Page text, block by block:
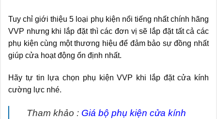
Tuy chỉ giới thiệu 5 loại phụ kiện nổi tiếng nhất chính hãng
VVP nhưng khi lắp đặt thì các đơn vị sẽ lắp đặt tất cả các
phụ kiện cùng một thương hiệu để đảm bảo sự đồng nhất
giúp cửa hoạt động ổn định nhất.
Hãy tự tin lựa chọn phụ kiện VVP khi lắp đặt cửa kính
cường lực nhé.
Tham khảo : Giá bộ phụ kiện cửa kính